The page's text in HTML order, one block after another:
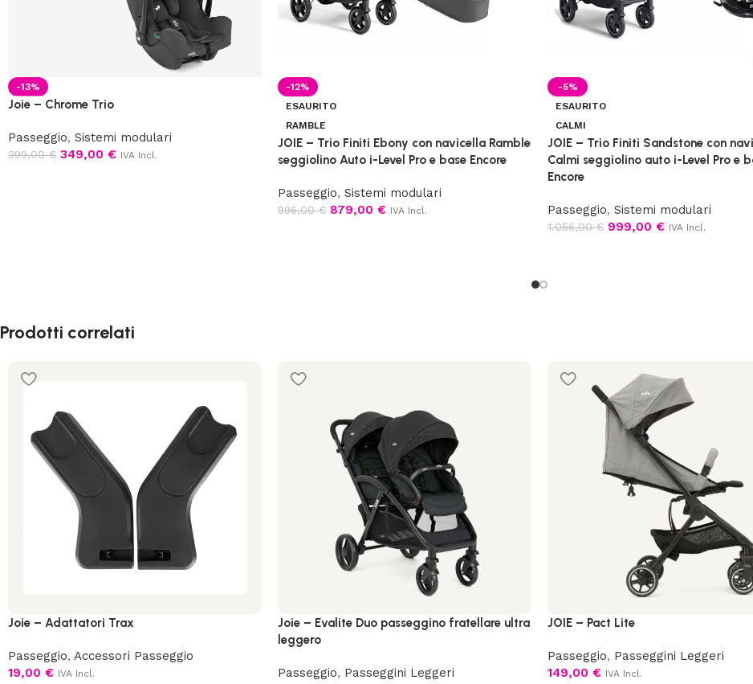
-13%
Joie – Chrome Trio
Passeggio, Sistemi modulari
399,00€ 349,00 € IVA Incl.
-12%
ESAURITO
RAMBLE
JOIE – Trio Finiti Ebony con navicella Ramble
seggiolino Auto i-Level Pro e base Encore
Passeggio, Sistemi modulari
996,00€ 879,00 € IVA Incl.
-5%
ESAURITO
CALMI
JOIE – Trio Finiti Sandstone con
Calmi seggiolino auto i-Level Pro e
Encore
Passeggio, Sistemi modulari
1.056,00€ 999,00 € IVA Incl.
Prodotti correlati
Joie – Adattatori Trax
Passeggio, Accessori Passeggio
19,00 € IVA Incl.
Joie – Evalite Duo passeggino fratellare ultra
leggero
Passeggio, Passeggini Leggeri
JOIE – Pact Lite
Passeggio, Passeggini Leggeri
149,00 € IVA Incl.